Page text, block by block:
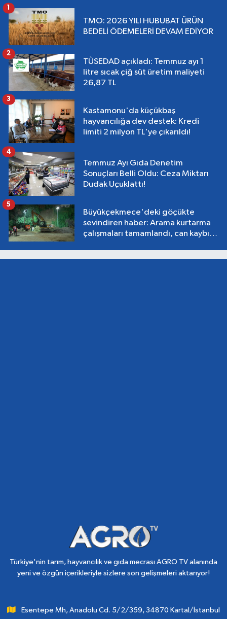
TMO: 2026 YILI HUBUBAT ÜRÜN
BEDELİ ÖDEMELERİ DEVAM EDİYOR
1
TÜSEDAD açıkladı: Temmuz ayı 1
litre sıcak çiğ süt üretim maliyeti
26,87 TL
2
Kastamonu'da küçükbaş
hayvancılığa dev destek: Kredi
limiti 2 milyon TL'ye çıkarıldı!
3
Temmuz Ayı Gıda Denetim
Sonuçları Belli Oldu: Ceza Miktarı
Dudak Uçuklattı!
4
Büyükçekmece'deki göçükte
sevindiren haber: Arama kurtarma
çalışmaları tamamlandı, can kaybı
5
Türkiye'nin tarım, hayvancılık ve gıda mecrası AGRO TV alanında
yeni ve özgün içerikleriyle sizlere son gelişmeleri aktarıyor!
Esentepe Mh, Anadolu Cd. 5/2/359, 34870 Kartal/İstanbul